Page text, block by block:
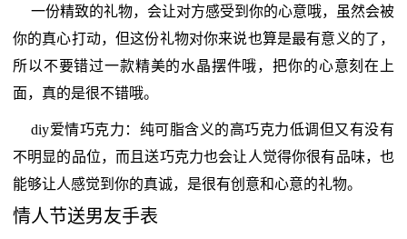
一份精致的礼物，会让对方感受到你的心意哦，虽然会被
你的真心打动，但这份礼物对你来说也算是最有意义的了，
所以不要错过一款精美的水晶摆件哦，把你的心意刻在上
面，真的是很不错哦。
diy爱情巧克力：纯可脂含义的高巧克力低调但又有没有
不明显的品位，而且送巧克力也会让人觉得你很有品味，也
能够让人感觉到你的真诚，是很有创意和心意的礼物。
情人节送男友手表